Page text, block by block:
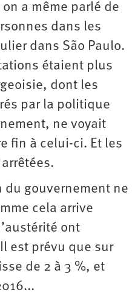
a même parlé de
dans les
dans São Paulo.
étaient plus
dont les
par la politique
ne voyait
fin à celui-ci. Et les
gouvernement ne
cela arrive
ont
est prévu que sur
de 2 à 3 %, et